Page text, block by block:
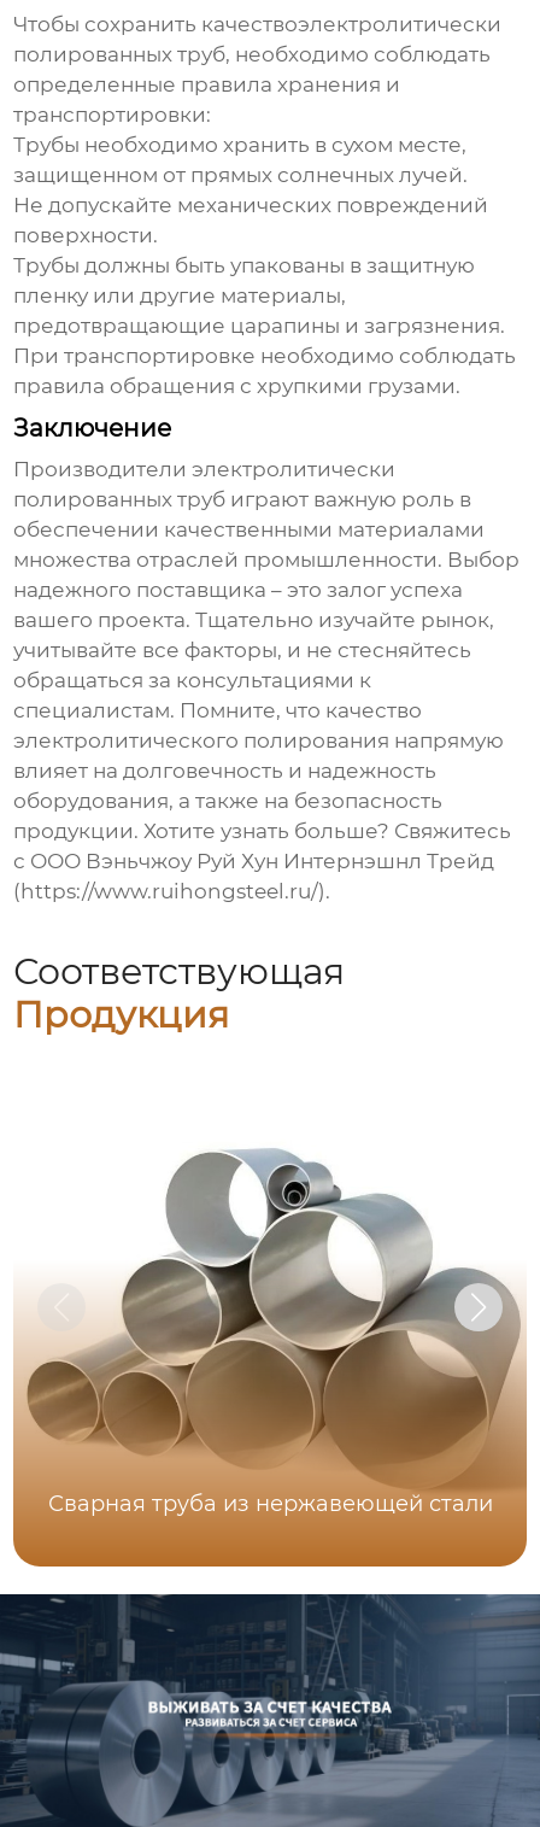
Чтобы сохранить качествоэлектролитически
полированных труб, необходимо соблюдать
определенные правила хранения и
транспортировки:
Трубы необходимо хранить в сухом месте,
защищенном от прямых солнечных лучей.
Не допускайте механических повреждений
поверхности.
Трубы должны быть упакованы в защитную
пленку или другие материалы,
предотвращающие царапины и загрязнения.
При транспортировке необходимо соблюдать
правила обращения с хрупкими грузами.
Заключение
Производители электролитически
полированных труб играют важную роль в
обеспечении качественными материалами
множества отраслей промышленности. Выбор
надежного поставщика – это залог успеха
вашего проекта. Тщательно изучайте рынок,
учитывайте все факторы, и не стесняйтесь
обращаться за консультациями к
специалистам. Помните, что качество
электролитического полирования напрямую
влияет на долговечность и надежность
оборудования, а также на безопасность
продукции. Хотите узнать больше? Свяжитесь
с ООО Вэньчжоу Руй Хун Интернэшнл Трейд
(https://www.ruihongsteel.ru/).
Соответствующая
Продукция
Сварная труба из нержавеющей стали